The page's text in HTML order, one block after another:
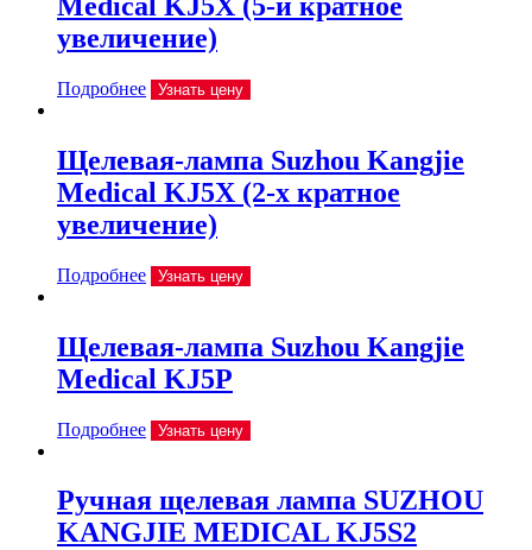
увеличение)
Подробнее Узнать цену
Щелевая-лампа Suzhou Kangjie
Medical KJ5X (2-х кратное
увеличение)
Подробнее Узнать цену
Щелевая-лампа Suzhou Kangjie
Medical KJ5P
Подробнее Узнать цену
Ручная щелевая лампа SUZHOU
KANGJIE MEDICAL KJ5S2